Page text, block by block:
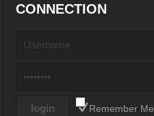
CONNECTION
Remember Me